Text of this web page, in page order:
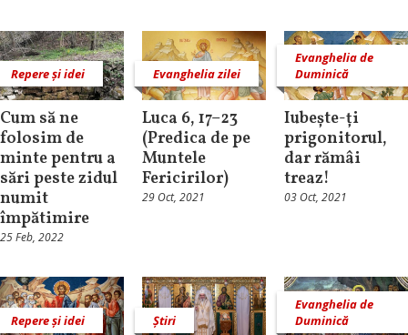
Repere și idei
Cum să ne
folosim de
minte pentru a
sări peste zidul
numit
împătimire
25 Feb, 2022
Evanghelia zilei
Luca 6, 17–23
(Predica de pe
Muntele
Fericirilor)
29 Oct, 2021
Evanghelia de
Duminică
Iubește-ți
prigonitorul,
dar rămâi
treaz!
03 Oct, 2021
Repere și idei Știri
Evanghelia de
Duminică